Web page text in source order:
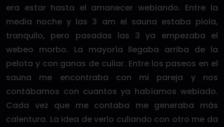
era estar hasta el amanecer webiando. Entre la
media noche y las 3 am el sauna estaba piola,
tranquilo, pero pasadas las 3 ya empezaba el
webeo morbo. La mayoría llegaba arriba de la
pelota y con ganas de culiar. Entre los paseos en el
sauna me encontraba con mi pareja y nos
contábamos con cuantos ya habíamos webiado.
Cada vez que me contaba me generaba más
calentura. La idea de verlo culiando con otro me da